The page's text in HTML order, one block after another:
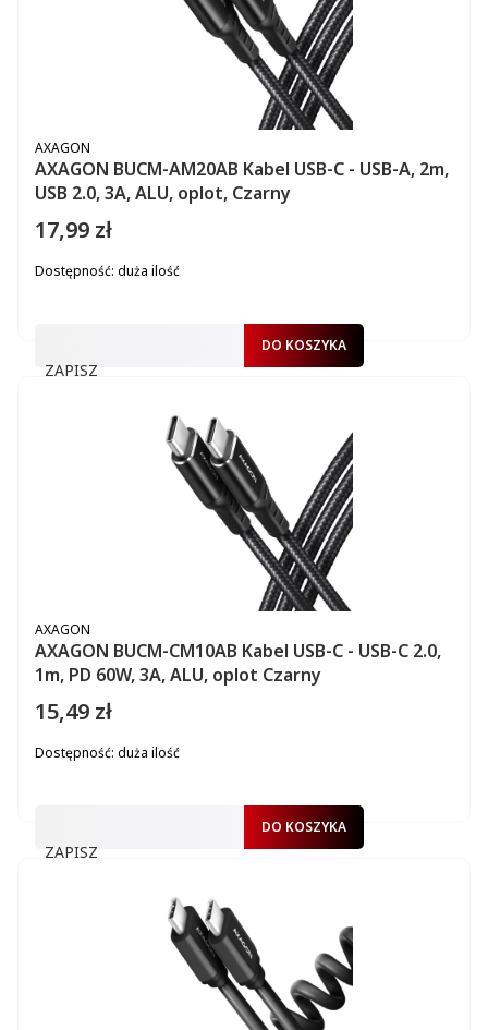
AXAGON BUCM-AM20AB Kabel USB-C - USB-A, 2m,
USB 2.0, 3A, ALU, oplot, Czarny
PRODUCENT
AXAGON
Cena
17,99 zł
Dostępność: duża ilość
ZAPISZ
DO KOSZYKA
AXAGON BUCM-CM10AB Kabel USB-C - USB-C 2.0,
1m, PD 60W, 3A, ALU, oplot Czarny
PRODUCENT
AXAGON
Cena
15,49 zł
Dostępność: duża ilość
ZAPISZ
DO KOSZYKA